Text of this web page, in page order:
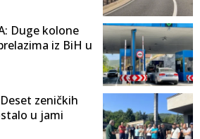
Duge kolone
iz BiH u
zeničkih
u jami